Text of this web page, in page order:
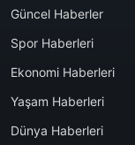
Güncel Haberler
Spor Haberleri
Ekonomi Haberleri
Yaşam Haberleri
Dünya Haberleri